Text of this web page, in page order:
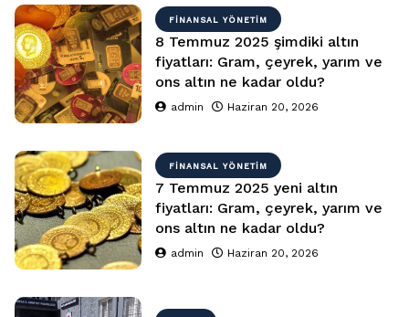
FINANSAL YÖNETIM
8 Temmuz 2025 şimdiki altın
fiyatları: Gram, çeyrek, yarım ve
ons altın ne kadar oldu?
admin Haziran 20, 2026
FINANSAL YÖNETIM
7 Temmuz 2025 yeni altın
fiyatları: Gram, çeyrek, yarım ve
ons altın ne kadar oldu?
admin Haziran 20, 2026